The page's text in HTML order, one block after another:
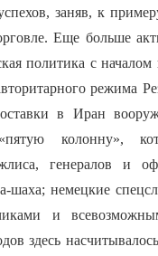
заняв, к
Еще больше
политика с
режима
в Иран
колонну»,
генералов и
шаха; немецкие
и
здесь